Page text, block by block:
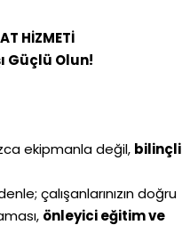
HİZMETİ
Güçlü Olun!
ekipmanla değil, bilinçli
çalışanlarınızın doğru
önleyici eğitim ve